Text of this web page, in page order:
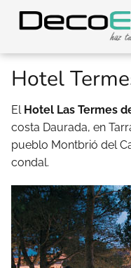
Hotel
El Hotel Las Termes
costa Daurada, en
pueblo Montbrió del
condal.